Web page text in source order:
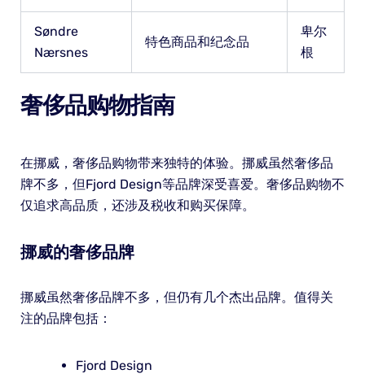
Søndre
Nærsnes
特色商品和纪念品
卑尔
根
奢侈品购物指南
在挪威，奢侈品购物带来独特的体验。挪威虽然奢侈品
牌不多，但Fjord Design等品牌深受喜爱。奢侈品购物不
仅追求高品质，还涉及税收和购买保障。
挪威的奢侈品牌
挪威虽然奢侈品牌不多，但仍有几个杰出品牌。值得关
注的品牌包括：
Fjord Design